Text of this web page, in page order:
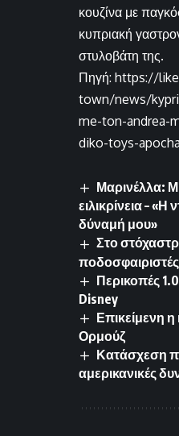
κουζίνα με
κυπριακή
στυλοβάτη της.
Πηγή: https://
town/news/
me-ton-andrea-
diko-toys-
Μαρινέλλα:
ειλικρίνεια –
δύναμή μου»
Στο
Περικοπές
Disney
Επικείμενη
Ορμούζ
Κατάσχεση
αμερικανικές